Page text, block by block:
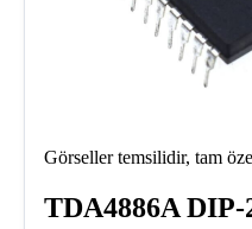
Görseller temsilidir, tam
TDA4886A